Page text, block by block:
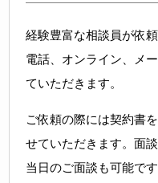
経験豊富な相談員が依
電話、オンライン、メ
ていただきます。
ご依頼の際には契約書
せていただきます。面
当日のご面談も可能で